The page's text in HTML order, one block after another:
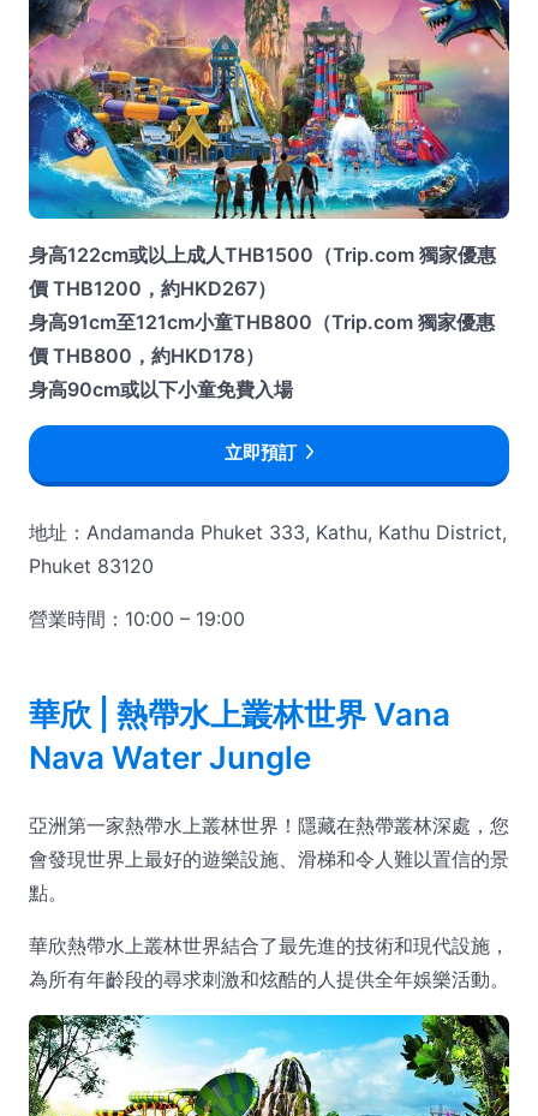
身高122cm或以上成人THB1500（Trip.com 獨家優惠
價 THB1200，約HKD267）
身高91cm至121cm小童THB800（Trip.com 獨家優惠
價 THB800，約HKD178）
身高90cm或以下小童免費入場
立即預訂
地址：Andamanda Phuket 333, Kathu, Kathu District,
Phuket 83120
營業時間：10:00 – 19:00
華欣 | 熱帶水上叢林世界 Vana
Nava Water Jungle
亞洲第一家熱帶水上叢林世界！隱藏在熱帶叢林深處，您
會發現世界上最好的遊樂設施、滑梯和令人難以置信的景
點。
華欣熱帶水上叢林世界結合了最先進的技術和現代設施，
為所有年齡段的尋求刺激和炫酷的人提供全年娛樂活動。